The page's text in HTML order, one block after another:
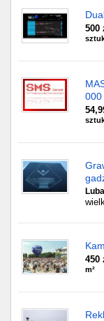
500
000
450
m²